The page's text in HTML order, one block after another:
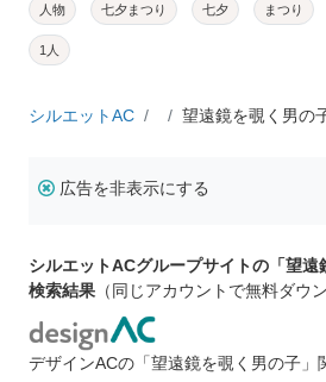
人物 七夕まつり 七夕 まつり
1人
シルエットAC 望遠鏡を覗く男の
広告を非表示にする
シルエットACグループサイトの「望
検索結果 （同じアカウントで無料ダウ
デザインACの「望遠鏡を覗く男の子」